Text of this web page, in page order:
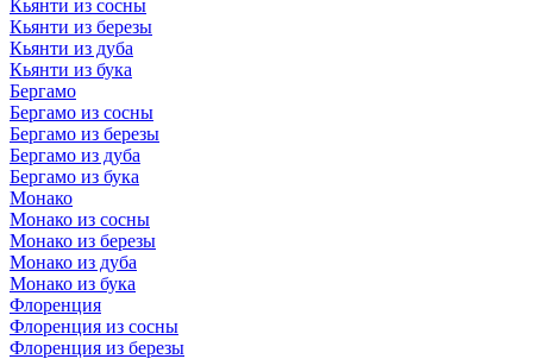
Кьянти из сосны
Кьянти из березы
Кьянти из дуба
Кьянти из бука
Бергамо
Бергамо из сосны
Бергамо из березы
Бергамо из дуба
Бергамо из бука
Монако
Монако из сосны
Монако из березы
Монако из дуба
Монако из бука
Флоренция
Флоренция из сосны
Флоренция из березы